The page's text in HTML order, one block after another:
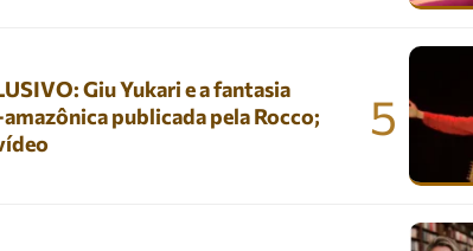
Giu Yukari e a fantasia
publicada pela Rocco;
5